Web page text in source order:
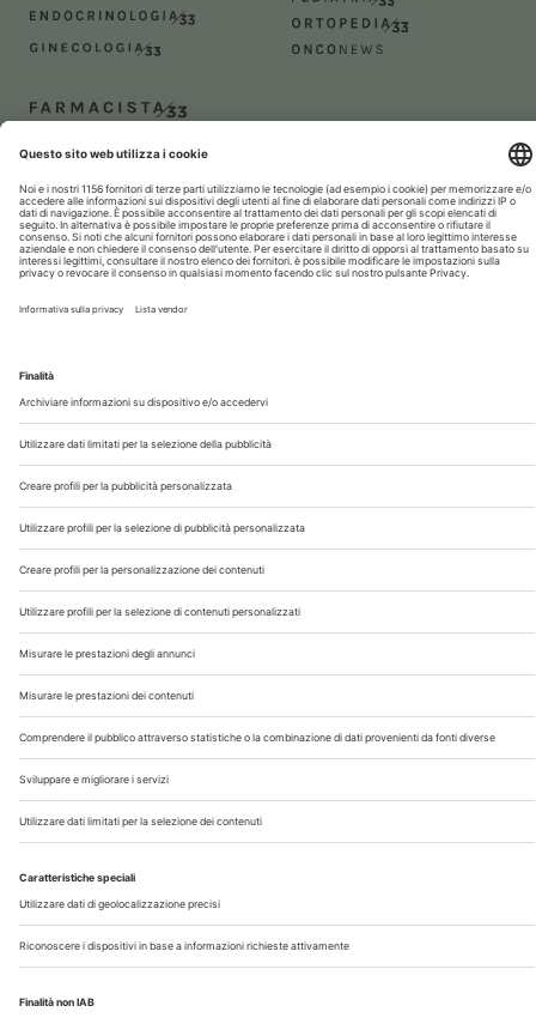
Chi Siamo
Contatti
Note Legali
Privacy
©2026 Edra S.p.a | www.edraspa.it | P.iva 08056040960
| Tel. 02/881841 | Sede legale: Viale Enrico Forlanini 21 -
20134 Milano (Italy)
Registrazione Tribunale di Milano n° 5578/2022 del
5/05/2022